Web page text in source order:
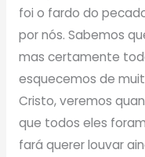
foi o fardo do
por nós. Sabemos
mas certamente
esquecemos de
Cristo, veremos
que todos eles
fará querer louvar